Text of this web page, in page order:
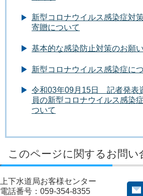
新型コロナウイルス感染症対
寄贈について
基本的な感染防止対策のお願い
新型コロナウイルス感染症に
令和03年09月15日 記者発
員の新型コロナウイルス感染
ついて
このページに関するお問い
上下水道局お客様センター
電話番号：059-354-8355